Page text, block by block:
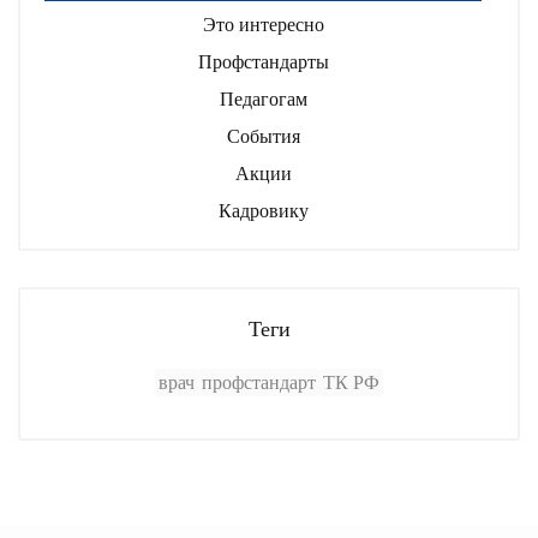
Это интересно
Профстандарты
Педагогам
События
Акции
Кадровику
Теги
врач профстандарт ТК РФ